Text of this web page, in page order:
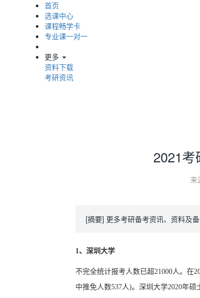
首页
选课中心
课程畅学卡
专业课一对一
更多
资料下载
考研资讯
2021
来
[摘要] 更多考研备考资讯、资料及
1、深圳大学
不完全统计报考人数已超21000人。在
中推免人数537人)。深圳大学2020年